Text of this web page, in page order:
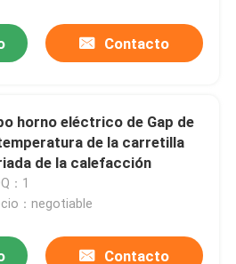
Contacto
horno eléctrico de Gap de
de la carretilla
de la calefacción
：1
：negotiable
Contacto